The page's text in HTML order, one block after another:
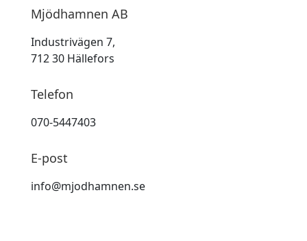
Mjödhamnen AB
Industrivägen 7,
712 30 Hällefors
Telefon
070-5447403
E-post
info@mjodhamnen.se